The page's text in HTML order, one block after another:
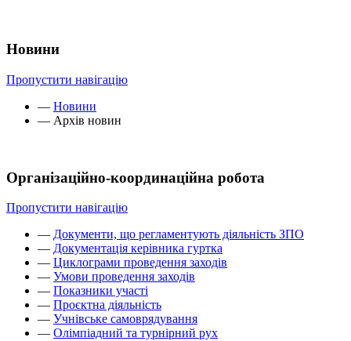
Новини
Пропустити навігацію
— Новини
— Архів новин
Організаційно-координаційна робота
Пропустити навігацію
— Документи, що регламентують діяльність ЗПО
— Документація керівника гуртка
— Циклограми проведення заходів
— Умови проведення заходів
— Показники участі
— Проєктна діяльність
— Учнівське самоврядування
— Олімпіадний та турнірний рух